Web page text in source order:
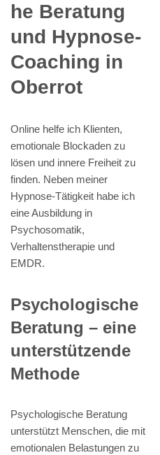
he Beratung
und Hypnose-
Coaching in
Oberrot
Online helfe ich Klienten,
emotionale Blockaden zu
lösen und innere Freiheit zu
finden. Neben meiner
Hypnose-Tätigkeit habe ich
eine Ausbildung in
Psychosomatik,
Verhaltenstherapie und
EMDR.
Psychologische
Beratung – eine
unterstützende
Methode
Psychologische Beratung
unterstützt Menschen, die mit
emotionalen Belastungen zu